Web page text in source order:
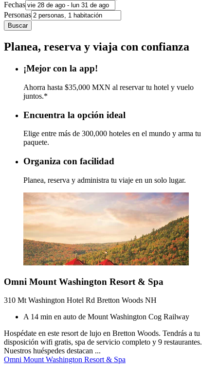
Fechas
Personas
Buscar
Planea, reserva y viaja con confianza
¡Mejor con la app!
Ahorra hasta $35,000 MXN al reservar tu hotel y vuelo
juntos.*
Encuentra la opción ideal
Elige entre más de 300,000 hoteles en el mundo y arma tu
paquete.
Organiza con facilidad
Planea, reserva y administra tu viaje en un solo lugar.
Omni Mount Washington Resort & Spa
310 Mt Washington Hotel Rd Bretton Woods NH
A 14 min en auto de Mount Washington Cog Railway
Hospédate en este resort de lujo en Bretton Woods. Tendrás a tu
disposición wifi gratis, spa de servicio completo y 9 restaurantes.
Nuestros huéspedes destacan ...
Omni Mount Washington Resort & Spa